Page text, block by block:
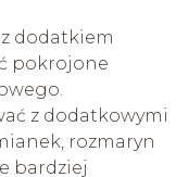
dodatkiem
pokrojone
z dodatkowymi
rozmaryn
bardziej